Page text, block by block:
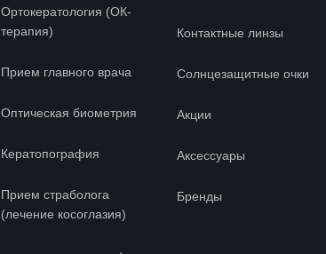
Ортокератология (ОК-
терапия)
Прием главного врача
Оптическая биометрия
Кератопография
Прием страболога
(лечение косоглазия)
Контактные линзы
Солнцезащитные очки
Акции
Аксессуары
Бренды